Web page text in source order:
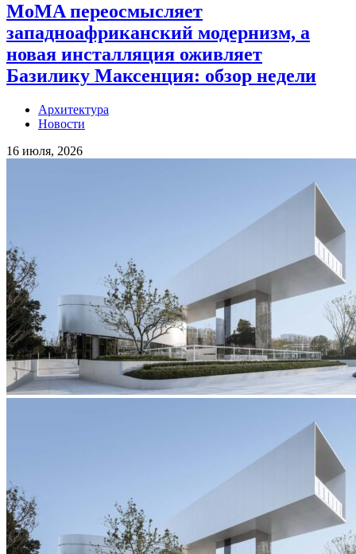
MoMA переосмысляет
западноафриканский модернизм, а
новая инсталляция оживляет
Базилику Максенция: обзор недели
Архитектура
Новости
16 июля, 2026